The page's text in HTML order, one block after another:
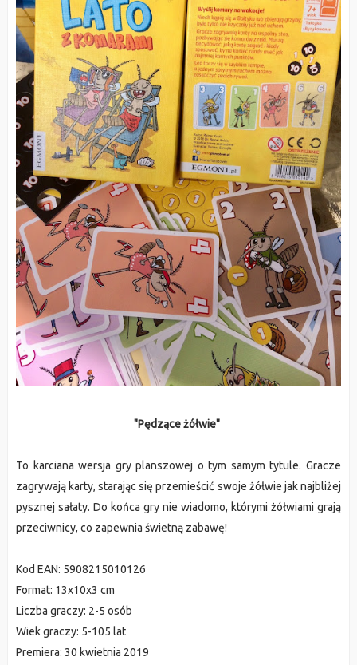
"Pędzące żółwie"
To karciana wersja gry planszowej o tym samym tytule. Gracze
zagrywają karty, starając się przemieścić swoje żółwie jak najbliżej
pysznej sałaty. Do końca gry nie wiadomo, którymi żółwiami grają
przeciwnicy, co zapewnia świetną zabawę!
Kod EAN: 5908215010126
Format: 13x10x3 cm
Liczba graczy: 2-5 osób
Wiek graczy: 5-105 lat
Premiera: 30 kwietnia 2019